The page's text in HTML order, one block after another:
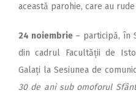
această parohie, care au
24 noiembrie– participă, în
din cadrul Facultății de
Galați la Sesiunea de
30 de ani sub omoforul